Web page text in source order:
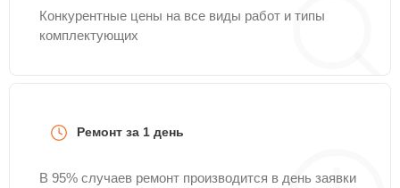
Конкурентные цены на все виды работ и типы
комплектующих
Ремонт за 1 день
В 95% случаев ремонт производится в день заявки